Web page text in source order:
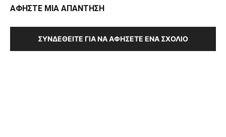
ΑΦΗΣΤΕ ΜΙΑ ΑΠΑΝΤΗΣΗ
ΣΥΝΔΕΘΕΊΤΕ ΓΙΑ ΝΑ ΑΦΉΣΕΤΕ ΈΝΑ ΣΧΌΛΙΟ